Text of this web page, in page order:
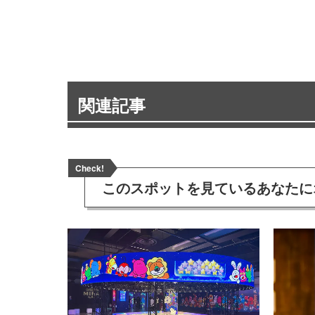
関連記事
Check!
このスポットを見ているあなた